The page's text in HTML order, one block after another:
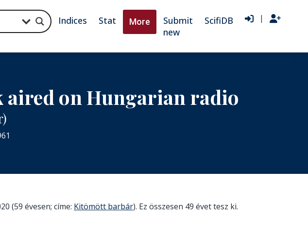
Indices Stat More
Submit
new
ScifiDB |
aired on Hungarian radio
(59 évesen; címe: Kitömött barbár). Ez összesen 49 évet tesz ki.